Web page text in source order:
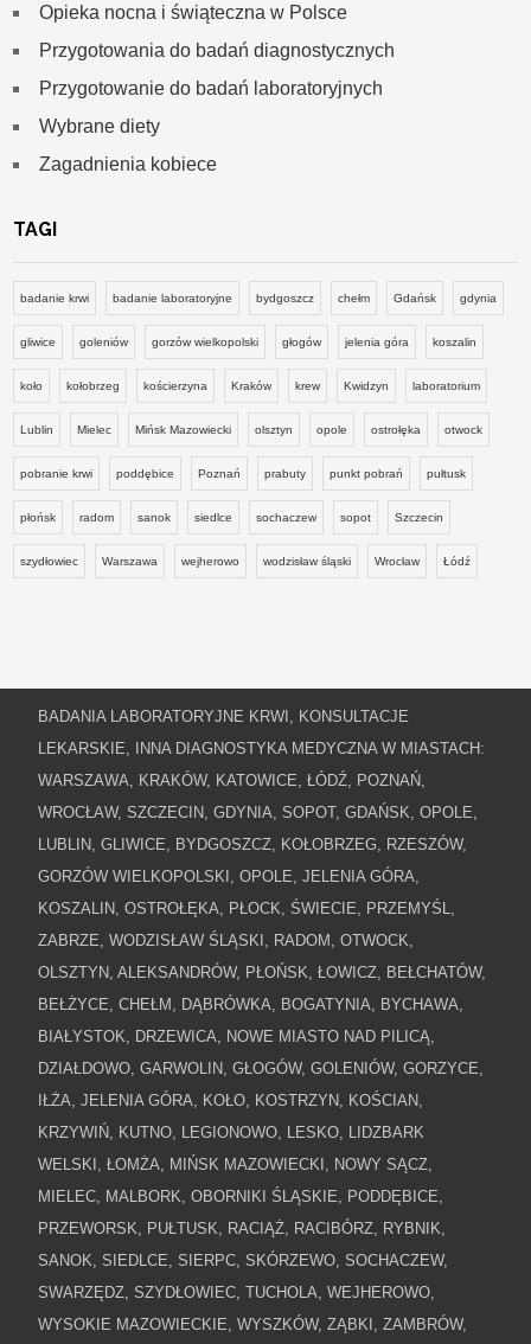
Opieka nocna i świąteczna w Polsce
Przygotowania do badań diagnostycznych
Przygotowanie do badań laboratoryjnych
Wybrane diety
Zagadnienia kobiece
TAGI
badanie krwi badanie laboratoryjne bydgoszcz chełm Gdańsk gdynia
gliwice goleniów gorzów wielkopolski głogów jelenia góra koszalin
koło kołobrzeg kościerzyna Kraków krew Kwidzyn laboratorium
Lublin Mielec Mińsk Mazowiecki olsztyn opole ostrołęka otwock
pobranie krwi poddębice Poznań prabuty punkt pobrań pułtusk
płońsk radom sanok siedlce sochaczew sopot Szczecin
szydłowiec Warszawa wejherowo wodzisław śląski Wrocław Łódź
BADANIA LABORATORYJNE KRWI, KONSULTACJE
LEKARSKIE, INNA DIAGNOSTYKA MEDYCZNA W MIASTACH:
WARSZAWA, KRAKÓW, KATOWICE, ŁÓDŹ, POZNAŃ,
WROCŁAW, SZCZECIN, GDYNIA, SOPOT, GDAŃSK, OPOLE,
LUBLIN, GLIWICE, BYDGOSZCZ, KOŁOBRZEG, RZESZÓW,
GORZÓW WIELKOPOLSKI, OPOLE, JELENIA GÓRA,
KOSZALIN, OSTROŁĘKA, PŁOCK, ŚWIECIE, PRZEMYŚL,
ZABRZE, WODZISŁAW ŚLĄSKI, RADOM, OTWOCK,
OLSZTYN, ALEKSANDRÓW, PŁOŃSK, ŁOWICZ, BEŁCHATÓW,
BEŁŻYCE, CHEŁM, DĄBRÓWKA, BOGATYNIA, BYCHAWA,
BIAŁYSTOK, DRZEWICA, NOWE MIASTO NAD PILICĄ,
DZIAŁDOWO, GARWOLIN, GŁOGÓW, GOLENIÓW, GORZYCE,
IŁŻA, JELENIA GÓRA, KOŁO, KOSTRZYN, KOŚCIAN,
KRZYWIŃ, KUTNO, LEGIONOWO, LESKO, LIDZBARK
WELSKI, ŁOMŻA, MIŃSK MAZOWIECKI, NOWY SĄCZ,
MIELEC, MALBORK, OBORNIKI ŚLĄSKIE, PODDĘBICE,
PRZEWORSK, PUŁTUSK, RACIĄŻ, RACIBÓRZ, RYBNIK,
SANOK, SIEDLCE, SIERPC, SKÓRZEWO, SOCHACZEW,
SWARZĘDZ, SZYDŁOWIEC, TUCHOLA, WEJHEROWO,
WYSOKIE MAZOWIECKIE, WYSZKÓW, ZĄBKI, ZAMBRÓW,